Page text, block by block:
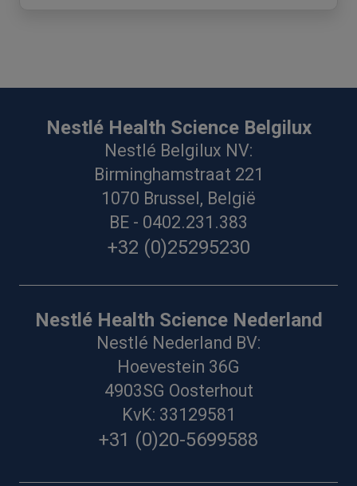
Nestlé Health Science Belgilux
Nestlé Belgilux NV:
Birminghamstraat 221
1070 Brussel, België
BE - 0402.231.383
+32 (0)25295230
Nestlé Health Science Nederland
Nestlé Nederland BV:
Hoevestein 36G
4903SG Oosterhout
KvK: 33129581
+31 (0)20-5699588